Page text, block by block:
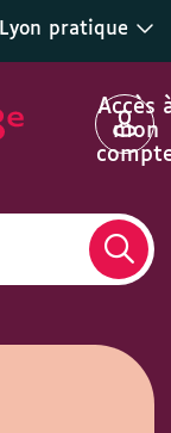
Lyon pratique
Accès
mon